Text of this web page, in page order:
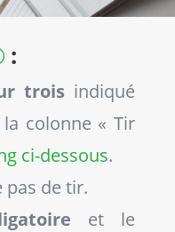
:
trois indiqué
colonne « Tir
ci-dessous.
pas de tir.
et le